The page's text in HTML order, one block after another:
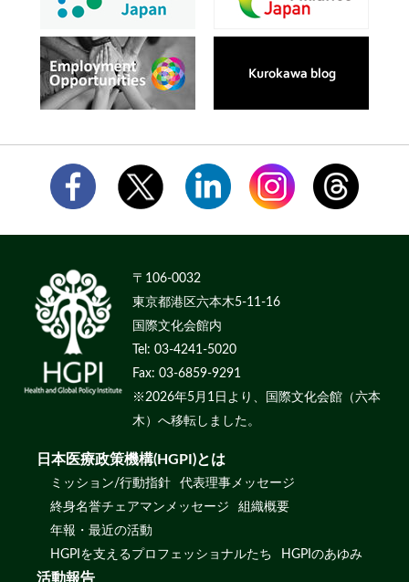
〒106-0032
東京都港区六本木5-11-16
国際文化会館内
Tel: 03-4241-5020
Fax: 03-6859-9291
※2026年5月1日より、国際文化会館（六本
木）へ移転しました。
日本医療政策機構(HGPI)とは
ミッション/行動指針
代表理事メッセージ
終身名誉チェアマンメッセージ
組織概要
年報・最近の活動
HGPIを支えるプロフェッショナルたち
HGPIのあゆみ
活動報告